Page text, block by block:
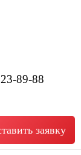
89-88
заявку